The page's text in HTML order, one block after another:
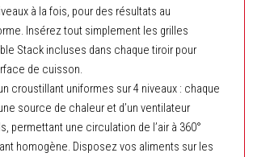
à la fois, pour des résultats au
Insérez tout simplement les grilles
Stack incluses dans chaque tiroir pour
de cuisson.
croustillant uniformes sur 4 niveaux : chaque
source de chaleur et d’un ventilateur
permettant une circulation de l’air à 360°
homogène. Disposez vos aliments sur les